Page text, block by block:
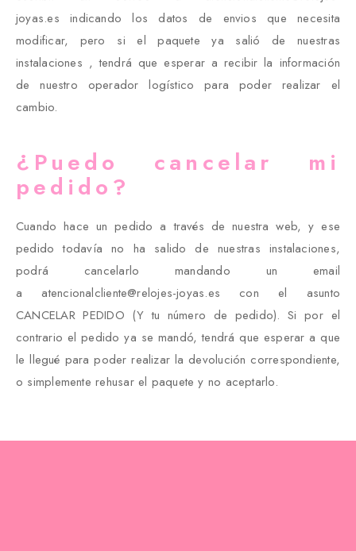
joyas.es indicando los datos de envios que necesita
modificar, pero si el paquete ya salió de nuestras
instalaciones , tendrá que esperar a recibir la información
de nuestro operador logístico para poder realizar el
cambio.
¿Puedo cancelar mi
pedido?
Cuando hace un pedido a través de nuestra web, y ese
pedido todavía no ha salido de nuestras instalaciones,
podrá cancelarlo mandando un email
a atencionalcliente@relojes-joyas.es con el asunto
CANCELAR PEDIDO (Y tu número de pedido). Si por el
contrario el pedido ya se mandó, tendrá que esperar a que
le llegué para poder realizar la devolución correspondiente,
o simplemente rehusar el paquete y no aceptarlo.